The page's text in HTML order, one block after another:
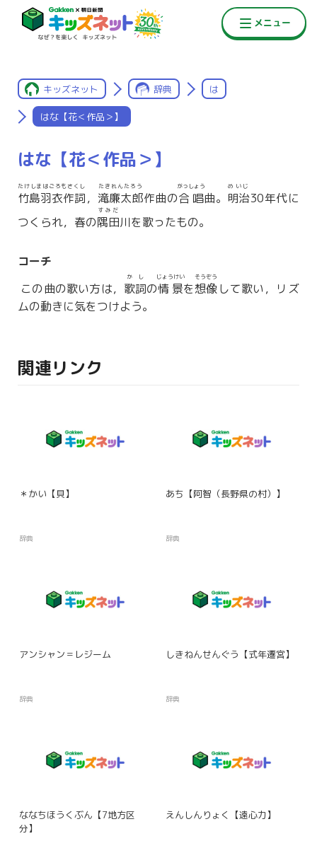
キッズネット 辞典 は
はな【花＜作品＞】
はな【花＜作品＞】
竹島羽衣作詞
たけしまはごろもさくし
， 滝廉太郎
たきれんたろう
作曲の合唱
がっしょう
曲。 明治
めいじ
30年代に
つくられ，春の隅田
すみだ
川を歌ったもの。
コーチ
この曲の歌い方は， 歌詞
かし
の情景
じょうけい
を想像
そうぞう
して歌い，リズ
ムの動きに気をつけよう。
関連リンク
＊かい【貝】
辞典
あち【阿智（長野県の村）】
辞典
アンシャン＝レジーム
辞典
しきねんせんぐう【式年遷宮】
辞典
ななちほうくぶん【7地方区
分】
えんしんりょく【遠心力】